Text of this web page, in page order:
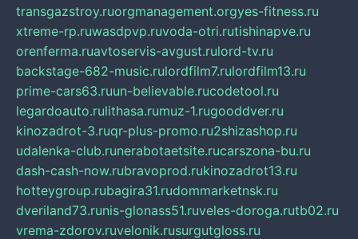
transgazstroy.ruorgmanagement.orgyes-fitness.ru
xtreme-rp.ruwasdpvp.ruvoda-otri.rutishinapve.ru
orenferma.ruavtoservis-avgust.rulord-tv.ru
backstage-682-music.rulordfilm7.rulordfilm13.ru
prime-cars63.ruun-believable.rucodetool.ru
legardoauto.rulithasa.rumuz-1.rugooddver.ru
kinozadrot-3.ruqr-plus-promo.ru2shizashop.ru
udalenka-club.runerabotaetsite.rucarszona-bu.ru
dash-cash-now.rubravoprod.rukinozadrot13.ru
hotteygroup.rubagira31.rudommarketnsk.ru
dveriland73.runis-glonass51.ruveles-doroga.rutb02.ru
vrema-zdorov.ruvelonik.rusurgutgloss.ru